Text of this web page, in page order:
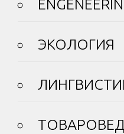
ЭКОЛОГИЯ